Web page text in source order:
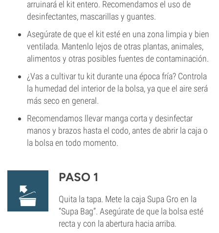
arruinará el kit entero. Recomendamos el uso de
desinfectantes, mascarillas y guantes.
Asegúrate de que el kit esté en una zona limpia y bien
ventilada. Mantenlo lejos de otras plantas, animales,
alimentos y otras posibles fuentes de contaminación.
¿Vas a cultivar tu kit durante una época fría? Controla
la humedad del interior de la bolsa, ya que el aire será
más seco en general.
Recomendamos llevar manga corta y desinfectar
manos y brazos hasta el codo, antes de abrir la caja o
la bolsa en todo momento.
PASO 1
Quita la tapa. Mete la caja Supa Gro en la
“Supa Bag”. Asegúrate de que la bolsa esté
recta y con la abertura hacia arriba.